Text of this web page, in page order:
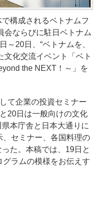
構成されるベトナムフ
会ならびに駐日ベトナム
～20日、“ベトナムを、
文化交流イベント「ベト
the NEXT！～」を
て企業の投資セミナー
20日は一般向けの文化
本庁舎と日本大通りに
セミナー、各国料理の
た。本稿では、19日と
ラムの模様をお伝えす